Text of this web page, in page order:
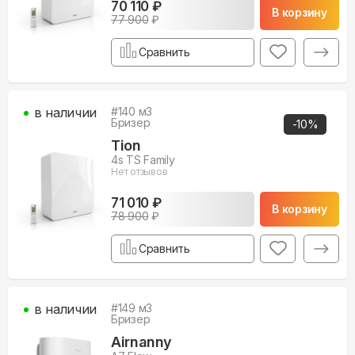
70 110 ₽
77 900₽
В корзину
Сравнить
-10%
#140 м3
Бризер
Tion
4s TS Family
Нет отзывов
71 010 ₽
78 900₽
В корзину
в наличии
Сравнить
#149 м3
Бризер
Airnanny
в наличии